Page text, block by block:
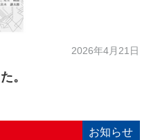
2026年4月21日
。
お知らせ